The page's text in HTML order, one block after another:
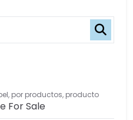
, por productos, producto
For Sale